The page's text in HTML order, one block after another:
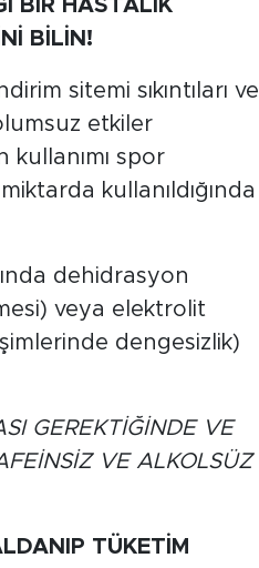
BİR HASTALIK
BİLİN!
sitemi sıkıntıları ve
etkiler
spor
kullanıldığında
dehidrasyon
veya elektrolit
dengesizlik)
GEREKTİĞİNDE VE
VE ALKOLSÜZ
TÜKETİM